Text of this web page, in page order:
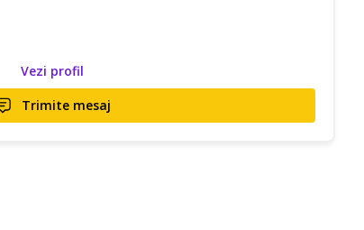
Vezi profil
Trimite mesaj